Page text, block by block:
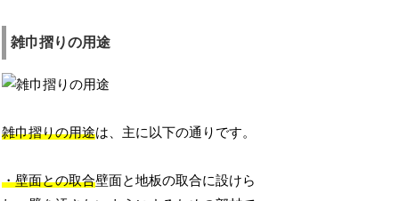
雑巾摺りの用途
雑巾摺りの用途は、主に以下の通りです。
・壁面との取合壁面と地板の取合に設けら